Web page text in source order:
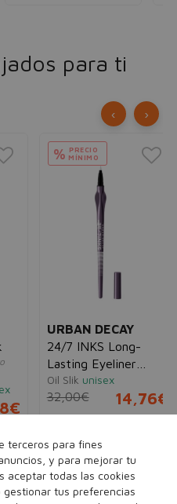
para ti
PRECIO
MÍNIMO
URBAN DECAY
24/7 INKS Long-
Lasting Eyeliner
Liquideunisex
32,00€ 14,76€
‹ ›
terceros para fines
y para mejorar tu
aceptar todas las cookies
gestionar tus preferencias